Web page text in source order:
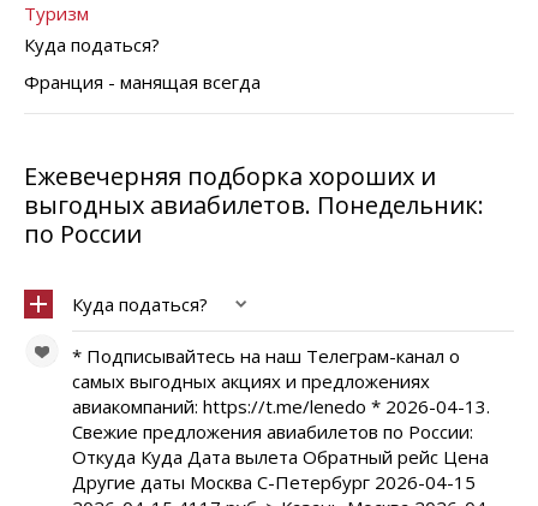
Туризм
Куда податься?
Франция - манящая всегда
Ежевечерняя подборка хороших и
выгодных авиабилетов. Понедельник:
по России
Куда податься?
* Подписывайтесь на наш Телеграм-канал о
самых выгодных акциях и предложениях
авиакомпаний: https://t.me/lenedo * 2026-04-13.
Свежие предложения авиабилетов по России:
Откуда Куда Дата вылета Обратный рейс Цена
Другие даты Москва С-Петербург 2026-04-15